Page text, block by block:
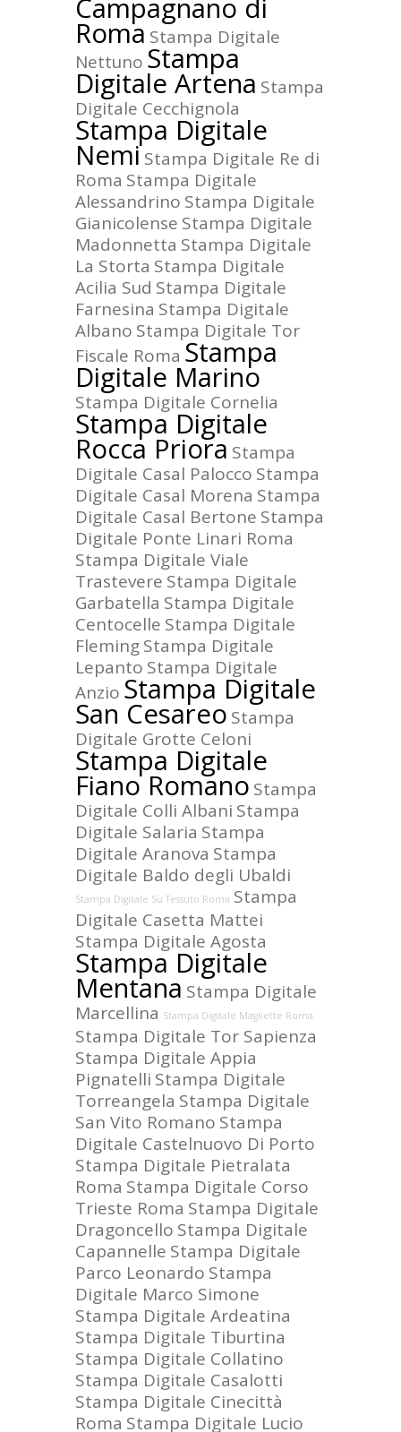
Campagnano di
Roma Stampa Digitale
Nettuno Stampa
Digitale Artena Stampa
Digitale Cecchignola
Stampa Digitale
NemiStampa Digitale Re di
Roma Stampa Digitale
Alessandrino Stampa Digitale
Gianicolense Stampa Digitale
Madonnetta Stampa Digitale
La Storta Stampa Digitale
Acilia Sud Stampa Digitale
Farnesina Stampa Digitale
Albano Stampa Digitale Tor
Fiscale Roma Stampa
Digitale Marino
Stampa Digitale Cornelia
Stampa Digitale
Rocca Priora Stampa
Digitale Casal Palocco Stampa
Digitale Casal Morena Stampa
Digitale Casal Bertone Stampa
Digitale Ponte Linari Roma
Stampa Digitale Viale
Trastevere Stampa Digitale
Garbatella Stampa Digitale
Centocelle Stampa Digitale
FlemingStampa Digitale
Lepanto Stampa Digitale
Anzio Stampa Digitale
San Cesareo Stampa
Digitale Grotte Celoni
Stampa Digitale
Fiano Romano Stampa
Digitale Colli Albani Stampa
Digitale Salaria Stampa
Digitale Aranova Stampa
Digitale Baldo degli Ubaldi
Stampa Digitale Su Tessuto Roma Stampa
Digitale Casetta Mattei
Stampa Digitale Agosta
Stampa Digitale
Mentana Stampa Digitale
Marcellina Stampa Digitale Magliette Roma
Stampa Digitale Tor Sapienza
Stampa Digitale Appia
Pignatelli Stampa Digitale
Torreangela Stampa Digitale
San Vito Romano Stampa
Digitale Castelnuovo Di Porto
Stampa Digitale Pietralata
Roma Stampa Digitale Corso
Trieste Roma Stampa Digitale
Dragoncello Stampa Digitale
Capannelle Stampa Digitale
Parco Leonardo Stampa
Digitale Marco Simone
Stampa Digitale Ardeatina
Stampa Digitale Tiburtina
Stampa Digitale Collatino
Stampa Digitale Casalotti
Stampa Digitale Cinecittà
Roma Stampa Digitale Lucio